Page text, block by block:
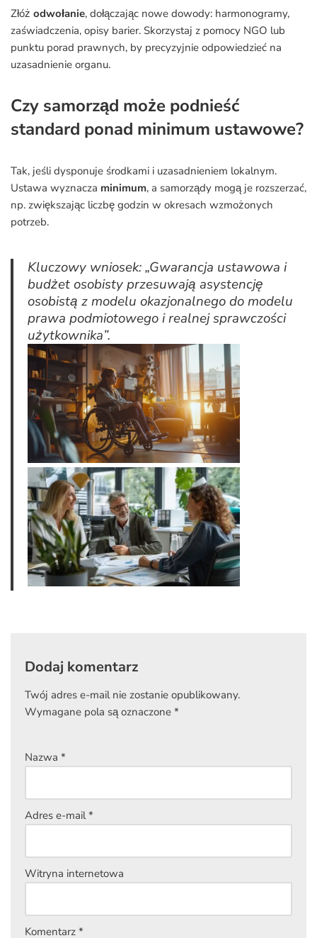
Złóż odwołanie, dołączając nowe dowody: harmonogramy,
zaświadczenia, opisy barier. Skorzystaj z pomocy NGO lub
punktu porad prawnych, by precyzyjnie odpowiedzieć na
uzasadnienie organu.
Czy samorząd może podnieść
standard ponad minimum ustawowe?
Tak, jeśli dysponuje środkami i uzasadnieniem lokalnym.
Ustawa wyznacza minimum, a samorządy mogą je rozszerzać,
np. zwiększając liczbę godzin w okresach wzmożonych
potrzeb.
Kluczowy wniosek: „Gwarancja ustawowa i
budżet osobisty przesuwają asystencję
osobistą z modelu okazjonalnego do modelu
prawa podmiotowego i realnej sprawczości
użytkownika”.
Dodaj komentarz
Twój adres e-mail nie zostanie opublikowany.
Wymagane pola są oznaczone *
Nazwa *
Adres e-mail*
Witryna internetowa
Komentarz *